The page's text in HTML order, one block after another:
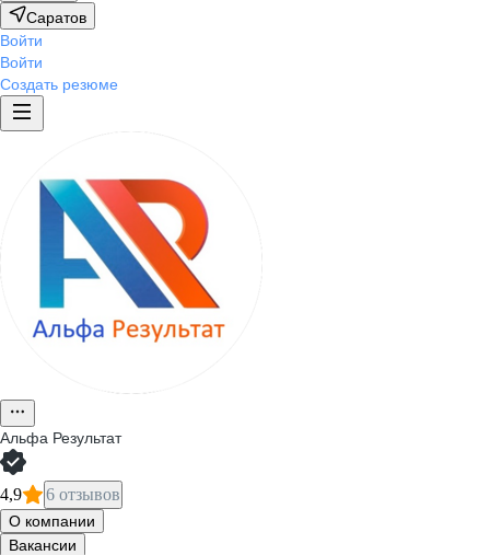
Саратов
Войти
Войти
Создать резюме
Альфа Результат
4,9 6 отзывов
О компании
Вакансии